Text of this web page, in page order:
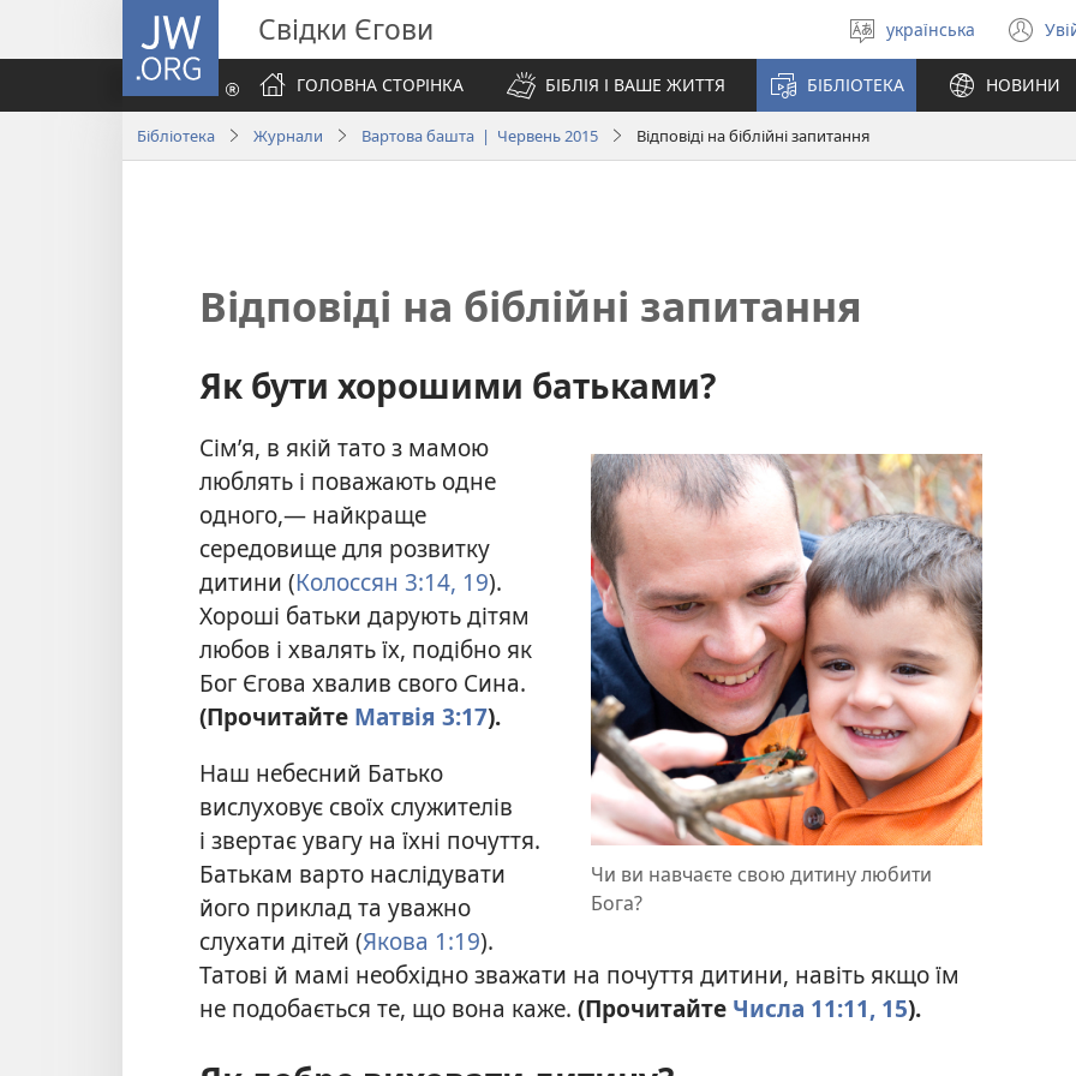
JW.ORG Свідки Єгови
Вибрати
мову
українська
у
ГОЛОВНА СТОРІНКА
БІБЛІЯ І ВАШЕ ЖИТТЯ БІБЛІОТЕКА НОВИНИ
Бібліотека Журнали Вартова башта | Червень 2015 Відповіді на біблійні запитання
Відповіді на біблійні запитання
Як бути хорошими батьками?
Чи ви навчаєте свою дитину любити
Бога?
Сім’я, в якій тато з мамою
люблять і поважають одне
одного,— найкраще
середовище для розвитку
дитини (Колоссян 3:14, 19).
Хороші батьки дарують дітям
любов і хвалять їх, подібно як
Бог Єгова хвалив свого Сина.
(Прочитайте Матвія 3:17).
Наш небесний Батько
вислуховує своїх служителів
і звертає увагу на їхні почуття.
Батькам варто наслідувати
його приклад та уважно
слухати дітей (Якова 1:19).
Татові й мамі необхідно зважати на почуття дитини, навіть якщо їм
не подобається те, що вона каже. (Прочитайте Числа 11:11, 15).